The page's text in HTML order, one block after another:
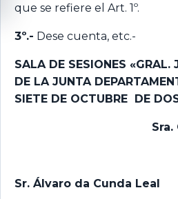
que se refiere el Art. 1º.
3º.- Dese cuenta, etc.-
SALA DE SESIONES «GRAL.
DE LA JUNTA
SIETE DE OCTUBRE DE
Sr. Álvaro da Cunda Leal